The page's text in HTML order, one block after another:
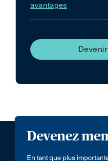
avantages
Devenez
En tant que plus